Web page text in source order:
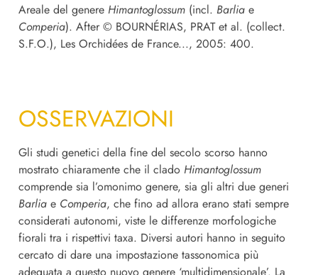
Areale del genere Himantoglossum (incl. Barlia e
Comperia). After © BOURNÉRIAS, PRAT et al. (collect.
S.F.O.), Les Orchidées de France..., 2005: 400.
OSSERVAZIONI
Gli studi genetici della fine del secolo scorso hanno
mostrato chiaramente che il clado Himantoglossum
comprende sia l’omonimo genere, sia gli altri due generi
Barlia e Comperia, che fino ad allora erano stati sempre
considerati autonomi, viste le differenze morfologiche
fiorali tra i rispettivi taxa. Diversi autori hanno in seguito
cercato di dare una impostazione tassonomica più